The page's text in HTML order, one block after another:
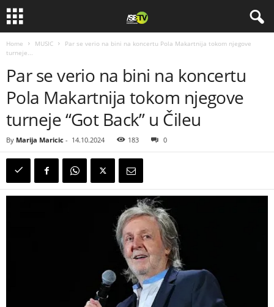
Home MUSIC
Par se verio na bini na koncertu Pola Makartnija tokom njegove
turneje...
Par se verio na bini na koncertu
Pola Makartnija tokom njegove
turneje “Got Back” u Čileu
By Marija Maricic - 14.10.2024 183 0